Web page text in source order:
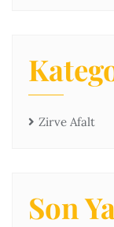
Zirve Afalt
Son